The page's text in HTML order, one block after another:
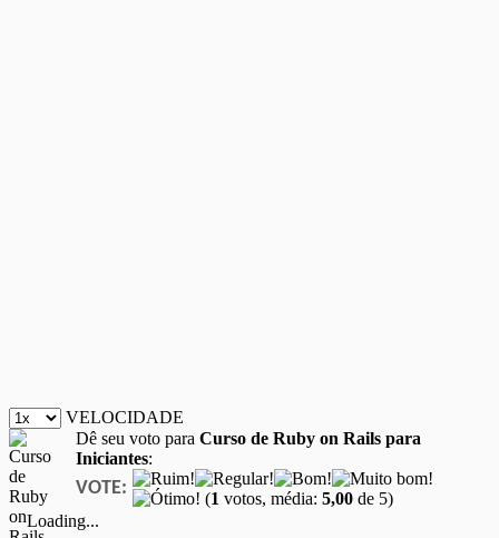
VELOCIDADE
Dê seu voto para Curso de Ruby on Rails para
Iniciantes:
VOTE: (1 votos, média: 5,00 de 5)
Loading...